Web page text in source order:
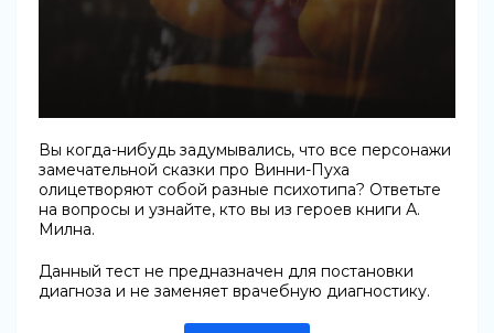
Вы когда-нибудь задумывались, что все персонажи
замечательной сказки про Винни-Пуха
олицетворяют собой разные психотипа? Ответьте
на вопросы и узнайте, кто вы из героев книги А.
Милна.
Данный тест не предназначен для постановки
диагноза и не заменяет врачебную диагностику.